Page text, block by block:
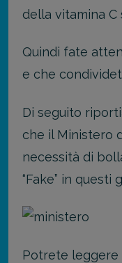
della vitamina C
Quindi fate
e che
Di seguito
che il Ministero
necessità di
“Fake” in questi
Potrete leggere